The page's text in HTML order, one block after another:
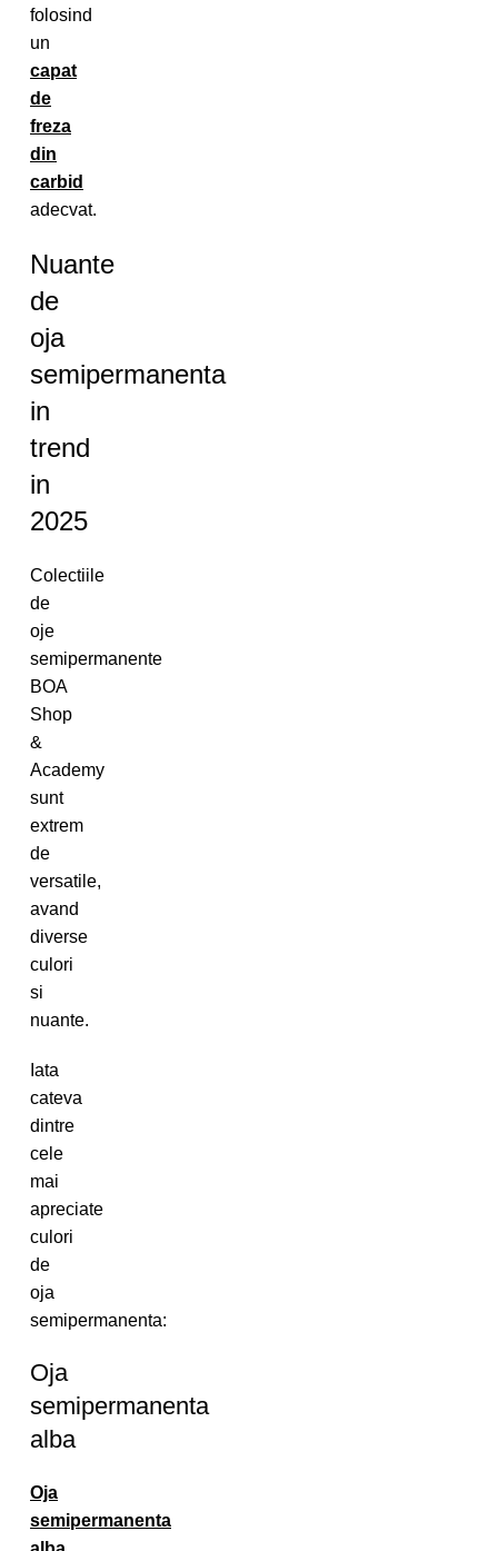
folosind
un
capat
de
freza
din
carbid
adecvat.
Nuante
de
oja
semipermanenta
in
trend
in
2025
Colectiile
de
oje
semipermanente
BOA
Shop
&
Academy
sunt
extrem
de
versatile,
avand
diverse
culori
si
nuante.
Iata
cateva
dintre
cele
mai
apreciate
culori
de
oja
semipermanenta:
Oja
semipermanenta
alba
Oja
semipermanenta